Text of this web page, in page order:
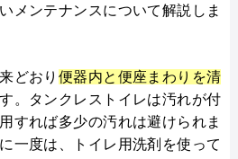
メンテナンスについて解説しま
どおり 便器内と便座まわりを清
。タンクレストイレは汚れが付
すれば多少の汚れは避けられま
一度は、トイレ用洗剤を使って